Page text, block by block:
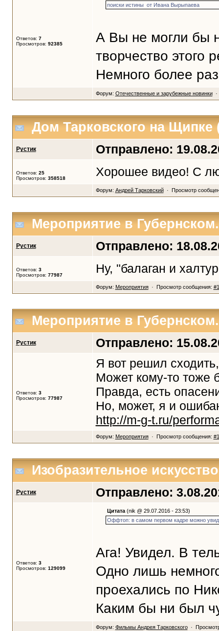
Ответов: 7
Просмотров: 92385
поиски истины от Ивана Вырыпаева
А Вы не могли бы
творчество этого
Немного более
Форум: Отечественные и зарубежные новинки·
Дом Тарковского на Щипке
Рустик Отправлено:
Ответов: 25
Просмотров: 358518 Хорошее видео! С
Форум: Андрей Тарковский· Просмотр
Мероприятие в Губернском.
Рустик Отправлено:
Ответов: 3
Просмотров: 77987 Ну, "балаган и
Форум: Мероприятия· Просмотр сообщения:
Мероприятие в Губернском.
Рустик Отправлено:
Ответов: 3
Просмотров: 77987
Я вот решил
Может кому-то тоже
Правда, есть
Но, может, я и
http://m-g-t.ru/
Форум: Мероприятия· Просмотр сообщения:
Изобразительное
Рустик Отправлено:
Ответов: 3
Просмотров: 129099
Цитата(nik @ 29.07.2016 - 23:53)
Оффтоп: в самом первом кадре можно
Ага! Увидел. В
Одно лишь
проехались по
Каким бы ни был
Форум: Фильмы Андрея Тарковского·